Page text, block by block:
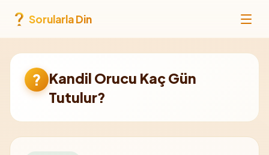
Sorularla Din
? Kandil Orucu Kaç Gün
Tutulur?